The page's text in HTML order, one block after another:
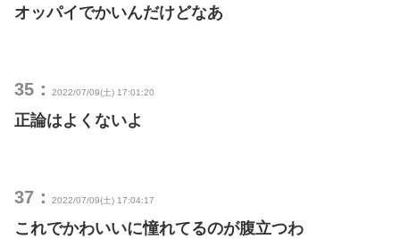
オッパイでかいんだけどなあ
35： 2022/07/09(土) 17:01:20
正論はよくないよ
37： 2022/07/09(土) 17:04:17
これでかわいいに憧れてるのが腹立つわ